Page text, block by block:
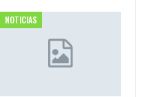
NOTICIAS